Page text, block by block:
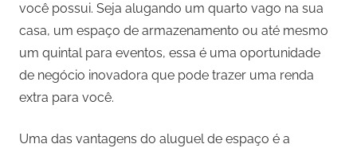
você possui. Seja alugando um quarto vago na sua
casa, um espaço de armazenamento ou até mesmo
um quintal para eventos, essa é uma oportunidade
de negócio inovadora que pode trazer uma renda
extra para você.
Uma das vantagens do aluguel de espaço é a